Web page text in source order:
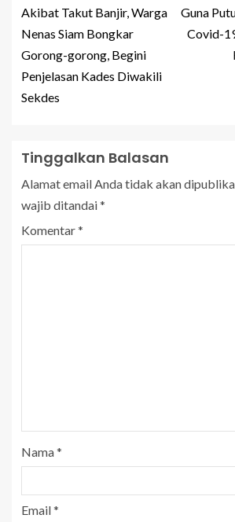
Akibat Takut Banjir, Warga
Nenas Siam Bongkar
Gorong-gorong, Begini
Penjelasan Kades Diwakili
Sekdes
Guna
Covid-
Tinggalkan Balasan
Alamat email Anda tidak akan
wajib ditandai*
Komentar*
Nama*
Email*